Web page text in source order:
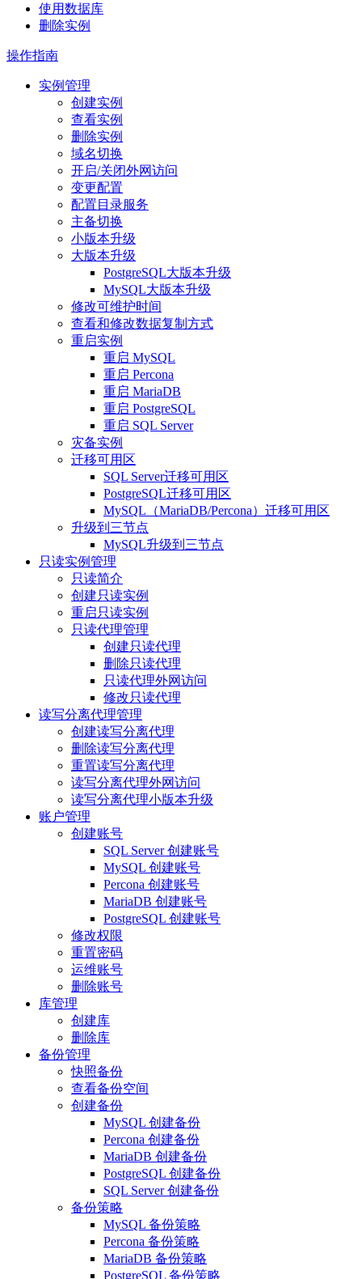
使用数据库
删除实例
操作指南
实例管理
创建实例
查看实例
删除实例
域名切换
开启/关闭外网访问
变更配置
配置目录服务
主备切换
小版本升级
大版本升级
PostgreSQL大版本升级
MySQL大版本升级
修改可维护时间
查看和修改数据复制方式
重启实例
重启 MySQL
重启 Percona
重启 MariaDB
重启 PostgreSQL
重启 SQL Server
灾备实例
迁移可用区
SQL Server迁移可用区
PostgreSQL迁移可用区
MySQL（MariaDB/Percona）迁移可用区
升级到三节点
MySQL升级到三节点
只读实例管理
只读简介
创建只读实例
重启只读实例
只读代理管理
创建只读代理
删除只读代理
只读代理外网访问
修改只读代理
读写分离代理管理
创建读写分离代理
删除读写分离代理
重置读写分离代理
读写分离代理外网访问
读写分离代理小版本升级
账户管理
创建账号
SQL Server 创建账号
MySQL 创建账号
Percona 创建账号
MariaDB 创建账号
PostgreSQL 创建账号
修改权限
重置密码
运维账号
删除账号
库管理
创建库
删除库
备份管理
快照备份
查看备份空间
创建备份
MySQL 创建备份
Percona 创建备份
MariaDB 创建备份
PostgreSQL 创建备份
SQL Server 创建备份
备份策略
MySQL 备份策略
Percona 备份策略
MariaDB 备份策略
PostgreSQL 备份策略